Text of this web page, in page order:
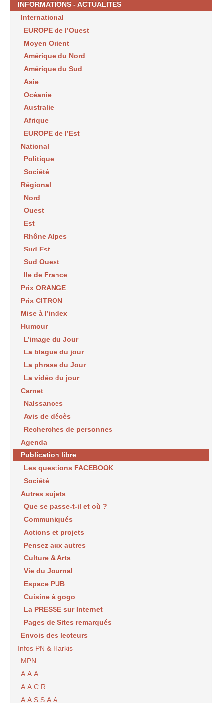
INFORMATIONS - ACTUALITES
International
EUROPE de l’Ouest
Moyen Orient
Amérique du Nord
Amérique du Sud
Asie
Océanie
Australie
Afrique
EUROPE de l’Est
National
Politique
Société
Régional
Nord
Ouest
Est
Rhône Alpes
Sud Est
Sud Ouest
Ile de France
Prix ORANGE
Prix CITRON
Mise à l’index
Humour
L’image du Jour
La blague du jour
La phrase du Jour
La vidéo du jour
Carnet
Naissances
Avis de décès
Recherches de personnes
Agenda
Publication libre
Les questions FACEBOOK
Société
Autres sujets
Que se passe-t-il et où ?
Communiqués
Actions et projets
Pensez aux autres
Culture & Arts
Vie du Journal
Espace PUB
Cuisine à gogo
La PRESSE sur Internet
Pages de Sites remarqués
Envois des lecteurs
Infos PN & Harkis
MPN
A.A.A.
A.A.C.R.
A.A.S.S.A.A